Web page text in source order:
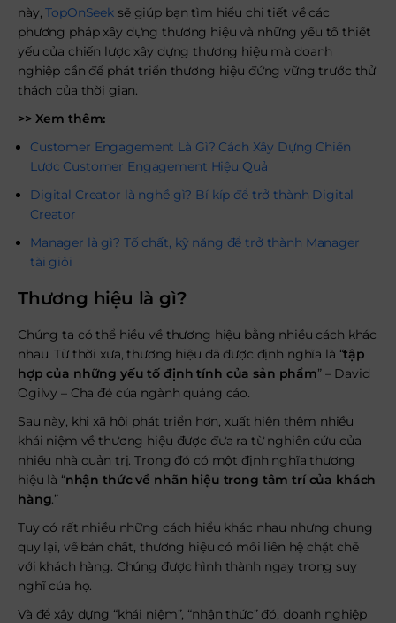
này,TopOnSeek sẽ giúp bạn tìm hiểu chi tiết về các
phương pháp xây dựng thương hiệu và những yếu tố thiết
yếu của chiến lược xây dựng thương hiệu mà doanh
nghiệp cần để phát triển thương hiệu đứng vững trước thử
thách của thời gian.
>> Xem thêm:
Customer Engagement Là Gì? Cách Xây Dựng Chiến
Lược Customer Engagement Hiệu Quả
Digital Creator là nghề gì? Bí kíp để trở thành Digital
Creator
Manager là gì? Tố chất, kỹ năng để trở thành Manager
tài giỏi
Thương hiệu là gì?
Chúng ta có thể hiều về thương hiệu bằng nhiều cách khác
nhau. Từ thời xưa, thương hiệu đã được định nghĩa là “tập
hợp của những yếu tố định tính của sản phẩm” – David
Ogilvy – Cha đẻ của ngành quảng cáo.
Sau này, khi xã hội phát triển hơn, xuất hiện thêm nhiều
khái niệm về thương hiệu được đưa ra từ nghiên cứu của
nhiều nhà quản trị. Trong đó có một định nghĩa thương
hiệu là “nhận thức về nhãn hiệu trong tâm trí của khách
hàng.”
Tuy có rất nhiều những cách hiểu khác nhau nhưng chung
quy lại, về bản chất, thương hiệu có mối liên hệ chặt chẽ
với khách hàng. Chúng được hình thành ngay trong suy
nghĩ của họ.
Và để xây dựng “khái niệm”, “nhận thức” đó, doanh nghiệp